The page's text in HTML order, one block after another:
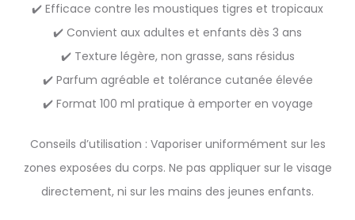
✔️ Efficace contre les moustiques tigres et tropicaux
✔️ Convient aux adultes et enfants dès 3 ans
✔️ Texture légère, non grasse, sans résidus
✔️ Parfum agréable et tolérance cutanée élevée
✔️ Format 100 ml pratique à emporter en voyage
Conseils d’utilisation : Vaporiser uniformément sur les
zones exposées du corps. Ne pas appliquer sur le visage
directement, ni sur les mains des jeunes enfants.